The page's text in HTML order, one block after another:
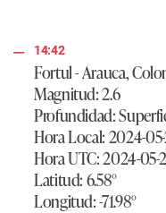
14:42
Fortul - Arauca,
Magnitud: 2.6
Profundidad:
Hora Local: 2024-
Hora UTC: 2024-05-
Latitud: 6.58°
Longitud: -71.98°